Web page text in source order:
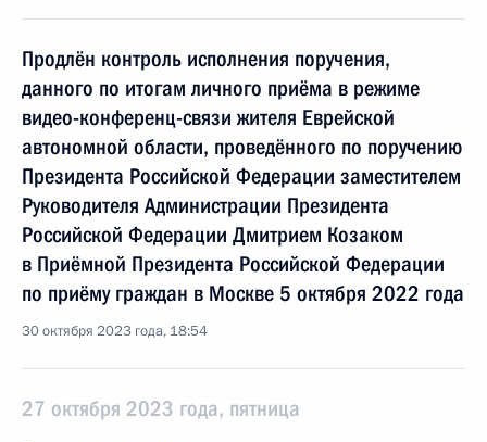
Продлён контроль исполнения поручения,
данного по итогам личного приёма в режиме
видео-конференц-связи жителя Еврейской
автономной области, проведённого по поручению
Президента Российской Федерации заместителем
Руководителя Администрации Президента
Российской Федерации Дмитрием Козаком
в Приёмной Президента Российской Федерации
по приёму граждан в Москве 5 октября 2022 года
30 октября 2023 года, 18:54
27 октября 2023 года, пятница